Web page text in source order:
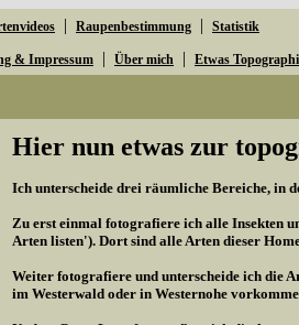
| Raupenbestimmung | Statistik
& Impressum | Über mich | Etwas
Hier nun etwas zur
Ich unterscheide drei räumliche Bereiche, in
Zu erst einmal fotografiere ich alle Insekten
Arten listen'). Dort sind alle Arten dieser
Weiter fotografiere und unterscheide ich die
im Westerwald oder in Westernohe